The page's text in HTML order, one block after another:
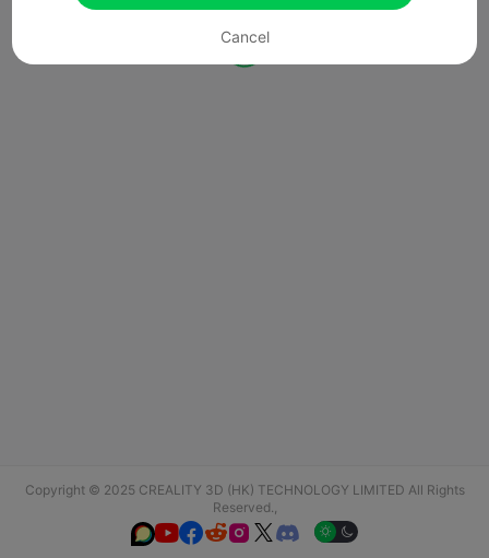
Copyright © 2025 CREALITY 3D (HK) TECHNOLOGY LIMITED All Rights
Reserved.,
  
Cancel